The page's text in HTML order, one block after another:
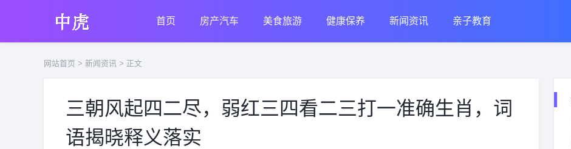
首页 房产汽车 美食旅游 健康保养 新闻资讯 亲子教育
网站首页 > 新闻资讯 > 正文
三朝风起四二尽，弱红三四看二三打一准确生肖，词
语揭晓释义落实